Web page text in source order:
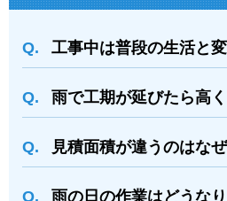
工事中は普段の生活と
雨で工期が延びたら高
⾒積⾯積が違うのはな
⾬の日の作業はどうな